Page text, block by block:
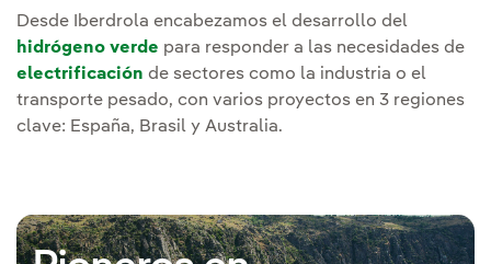
Desde Iberdrola encabezamos el desarrollo del
hidrógeno verde para responder a las necesidades de
electrificación de sectores como la industria o el
transporte pesado, con varios proyectos en 3 regiones
clave: España, Brasil y Australia.